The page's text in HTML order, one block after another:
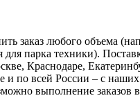
заказ любого объема
для парка техники).
Краснодаре,
и по всей России – с наших
выполнение заказов